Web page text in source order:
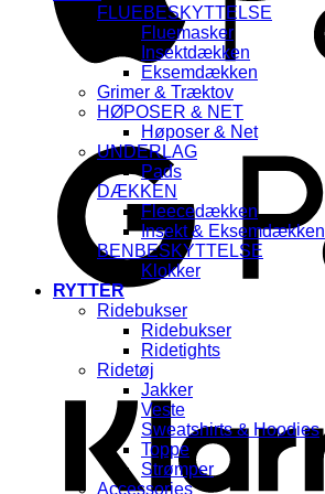
FLUEBESKYTTELSE
Fluemasker
Insektdækken
Eksemdækken
Grimer & Træktov
HØPOSER & NET
Høposer & Net
UNDERLAG
Pads
DÆKKEN
Fleecedækken
Insekt & Eksemdækken
BENBESKYTTELSE
Klokker
RYTTER
Ridebukser
Ridebukser
Ridetights
Ridetøj
Jakker
Veste
Sweatshirts & Hoodies
Toppe
Strømper
Accessories